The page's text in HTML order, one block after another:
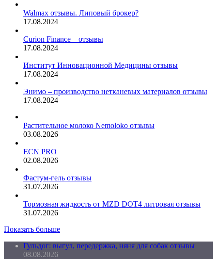
Walmax отзывы. Липовый брокер?
17.08.2024
Curion Finance – отзывы
17.08.2024
Институт Инновационной Медицины отзывы
17.08.2024
Энимо – производство нетканевых материалов отзывы
17.08.2024
Растительное молоко Nemoloko отзывы
03.08.2026
ECN PRO
02.08.2026
Фастум-гель отзывы
31.07.2026
Тормозная жидкость от MZD DOT4 литровая отзывы
31.07.2026
Показать больше
Гульдог: выгул, передержка, няня для собак отзывы
08.08.2026